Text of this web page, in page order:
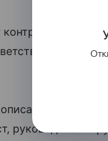
следующим
руководитель